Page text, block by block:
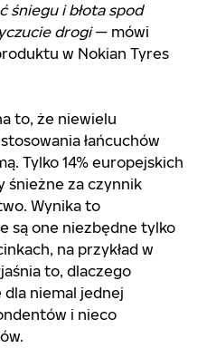
śniegu i błota spod
drogi— mówi
w Nokian Tyres
to, że niewielu
łańcuchów
Tylko 14% europejskich
śnieżne za czynnik
Wynika to
są one niezbędne tylko
na przykład w
to, dlaczego
niemal jednej
i nieco